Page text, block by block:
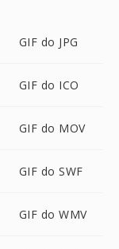
GIF do JPG
GIF do ICO
GIF do MOV
GIF do SWF
GIF do WMV